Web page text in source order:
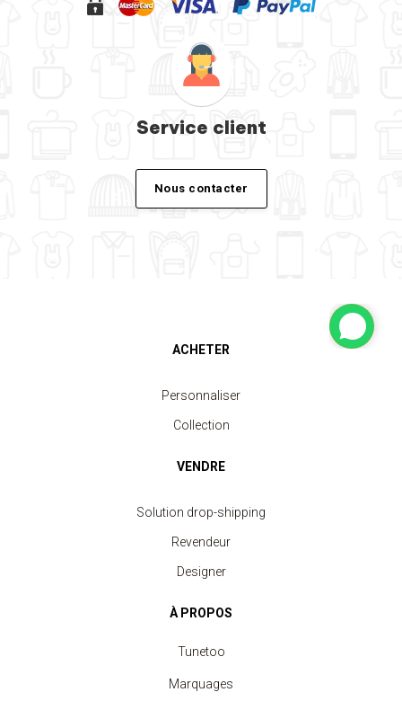
Service client
Nous contacter
ACHETER
Personnaliser
Collection
VENDRE
Solution drop-shipping
Revendeur
Designer
À PROPOS
Tunetoo
Marquages